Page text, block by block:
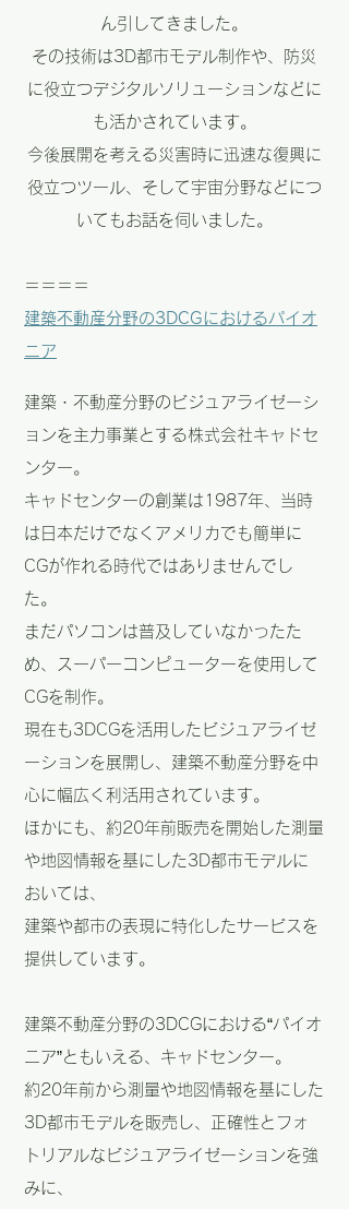
ん引してきました。
その技術は3D都市モデル制作や、防災
に役立つデジタルソリューションなどに
も活かされています。
今後展開を考える災害時に迅速な復興に
役立つツール、そして宇宙分野などにつ
いてもお話を伺いました。
＝＝＝＝
建築不動産分野の3DCGにおけるパイオ
ニア
建築・不動産分野のビジュアライゼーシ
ョンを主力事業とする株式会社キャドセ
ンター。
キャドセンターの創業は1987年、当時
は日本だけでなくアメリカでも簡単に
CGが作れる時代ではありませんでし
た。
まだパソコンは普及していなかったた
め、スーパーコンピューターを使用して
CGを制作。
現在も3DCGを活用したビジュアライゼ
ーションを展開し、建築不動産分野を中
心に幅広く利活用されています。
ほかにも、約20年前販売を開始した測量
や地図情報を基にした3D都市モデルに
おいては、
建築や都市の表現に特化したサービスを
提供しています。
建築不動産分野の3DCGにおける“パイオ
ニア”ともいえる、キャドセンター。
約20年前から測量や地図情報を基にした
3D都市モデルを販売し、正確性とフォ
トリアルなビジュアライゼーションを強
みに、